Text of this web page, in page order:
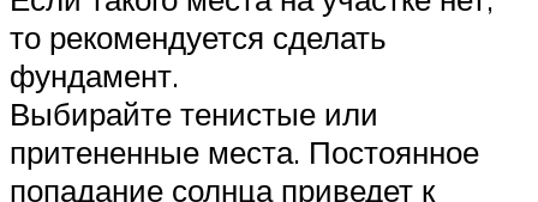
то рекомендуется сделать
фундамент.
Выбирайте тенистые или
притененные места. Постоянное
попадание солнца приведет к